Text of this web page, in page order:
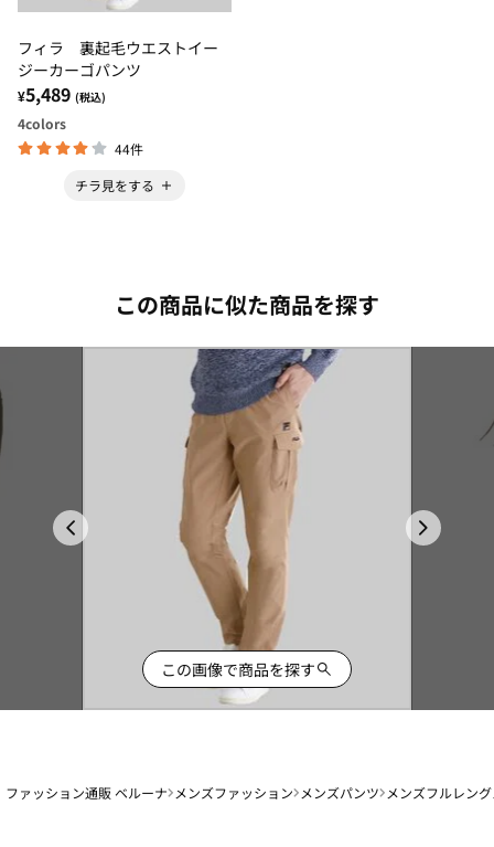
フィラ 裏起毛ウエストイー
ジーカーゴパンツ
¥5,489 (税込)
4colors
44件
チラ見をする
この商品に似た商品を探す
この画像で商品を探す
ファッション通販 ベルーナ メンズファッション メンズパンツ メンズフルレン